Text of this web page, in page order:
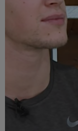
Labdarúgás
Szakosztályok